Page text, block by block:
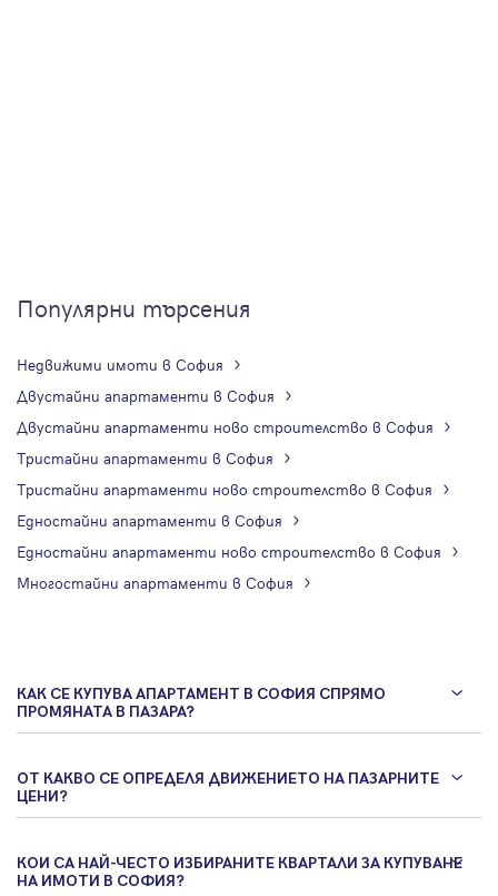
Популярни търсения
Недвижими имоти в София
Двустайни апартаменти в София
Двустайни апартаменти ново строителство в София
Тристайни апартаменти в София
Тристайни апартаменти ново строителство в София
Едностайни апартаменти в София
Едностайни апартаменти ново строителство в София
Многостайни апартаменти в София
КАК СЕ КУПУВА АПАРТАМЕНТ В СОФИЯ СПРЯМО
ПРОМЯНАТА В ПАЗАРА?
ОТ КАКВО СЕ ОПРЕДЕЛЯ ДВИЖЕНИЕТО НА ПАЗАРНИТЕ
ЦЕНИ?
КОИ СА НАЙ-ЧЕСТО ИЗБИРАНИТЕ КВАРТАЛИ ЗА КУПУВАНЕ
НА ИМОТИ В СОФИЯ?